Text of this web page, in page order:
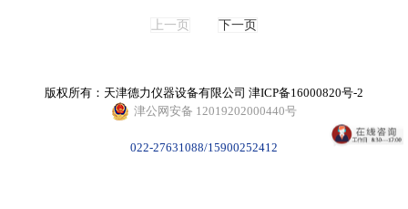
上一页 下一页
版权所有：天津德力仪器设备有限公司 津ICP备16000820号-2
津公网安备 12019202000440号
022-27631088/15900252412